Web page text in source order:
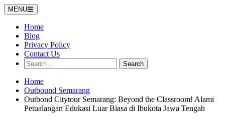
Skip
to
content
MENU
Home
Blog
Privacy Policy
Contact Us
Search
for:
Home
Outbound Semarang
Outbond Citytour Semarang: Beyond the Classroom! Alami
Petualangan Edukasi Luar Biasa di Ibukota Jawa Tengah